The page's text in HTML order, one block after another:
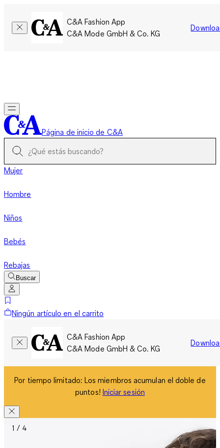
C&A Fashion App
C&A Mode GmbH & Co. KG
Página de inicio de C&A
Mujer
Hombre
Niños
Bebés
Rebajas
Buscar
Ningún artículo en el carrito
C&A Fashion App
C&A Mode GmbH & Co. KG
Por tiempo limitado: Los miembros acumulan el doble de
puntos! Iniciar sesión
1 / 4